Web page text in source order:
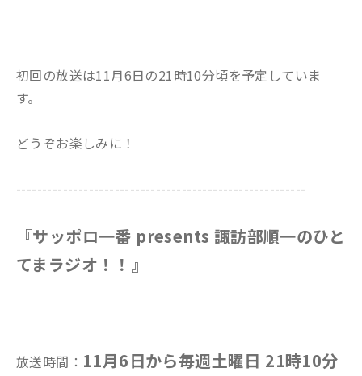
初回の放送は11月6日の21時10分頃を予定していま
す。
どうぞお楽しみに！
--------------------------------------------------------
『サッポロ一番 presents 諏訪部順一のひと
てまラジオ！！』
放送時間： 11月6日から毎週土曜日 21時10分